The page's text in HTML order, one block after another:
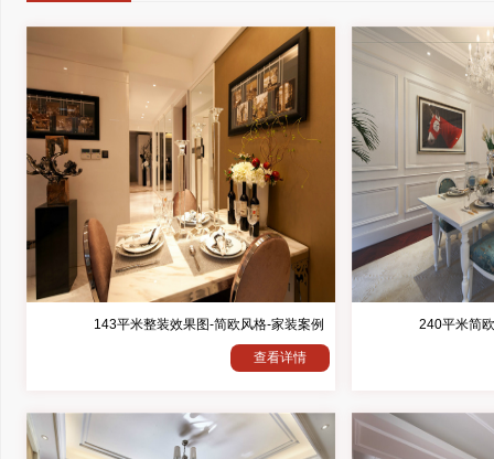
143平米整装效果图-简欧风格-家装案例
查看详情
240平米简